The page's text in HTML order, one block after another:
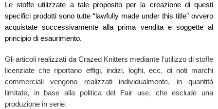
Le stoffe utilizzate a tale proposito per la creazione di questi
specifici prodotti sono tutte “lawfully made under this title” ovvero
acquistate successivamente alla prima vendita e soggette al
principio di esaurimento.
Gli articoli realizzati da Crazed Knitters mediante l’utilizzo di stoffe
licenziate che riportano effigi, indizi, loghi, ecc. di noti marchi
commerciali vengono realizzati individualmente, in quantità
limitate, in base alla politica del Fair use, che esclude una
produzione in serie.